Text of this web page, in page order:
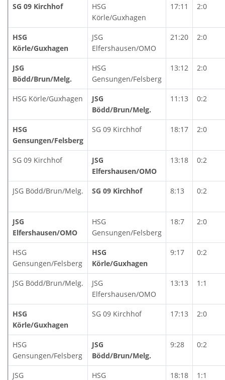
SG 09 Kirchhof
HSG
Körle/Guxhagen
17:11 2:0
HSG
Körle/Guxhagen
JSG
Elfershausen/OMO
21:20 2:0
JSG
Bödd/Brun/Melg.
HSG
Gensungen/Felsberg
13:12 2:0
HSG Körle/Guxhagen
JSG
Bödd/Brun/Melg.
11:13 0:2
HSG
Gensungen/Felsberg
SG 09 Kirchhof 18:17 2:0
SG 09 Kirchhof
JSG
Elfershausen/OMO
13:18 0:2
JSG Bödd/Brun/Melg. SG 09 Kirchhof 8:13 0:2
JSG
Elfershausen/OMO
HSG
Gensungen/Felsberg
18:7 2:0
HSG
Gensungen/Felsberg
HSG
Körle/Guxhagen
9:17 0:2
JSG Bödd/Brun/Melg.
JSG
Elfershausen/OMO
13:13 1:1
HSG
Körle/Guxhagen
SG 09 Kirchhof 17:13 2:0
HSG
Gensungen/Felsberg
JSG
Bödd/Brun/Melg.
9:28 0:2
JSG HSG 18:18 1:1